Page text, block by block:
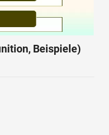
Beispiele)